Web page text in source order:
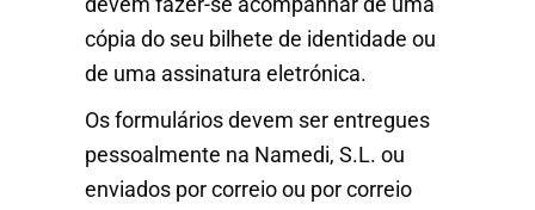
cópia do seu bilhete de identidade ou
de uma assinatura eletrónica.
Os formulários devem ser entregues
pessoalmente na Namedi, S.L. ou
enviados por correio ou por correio